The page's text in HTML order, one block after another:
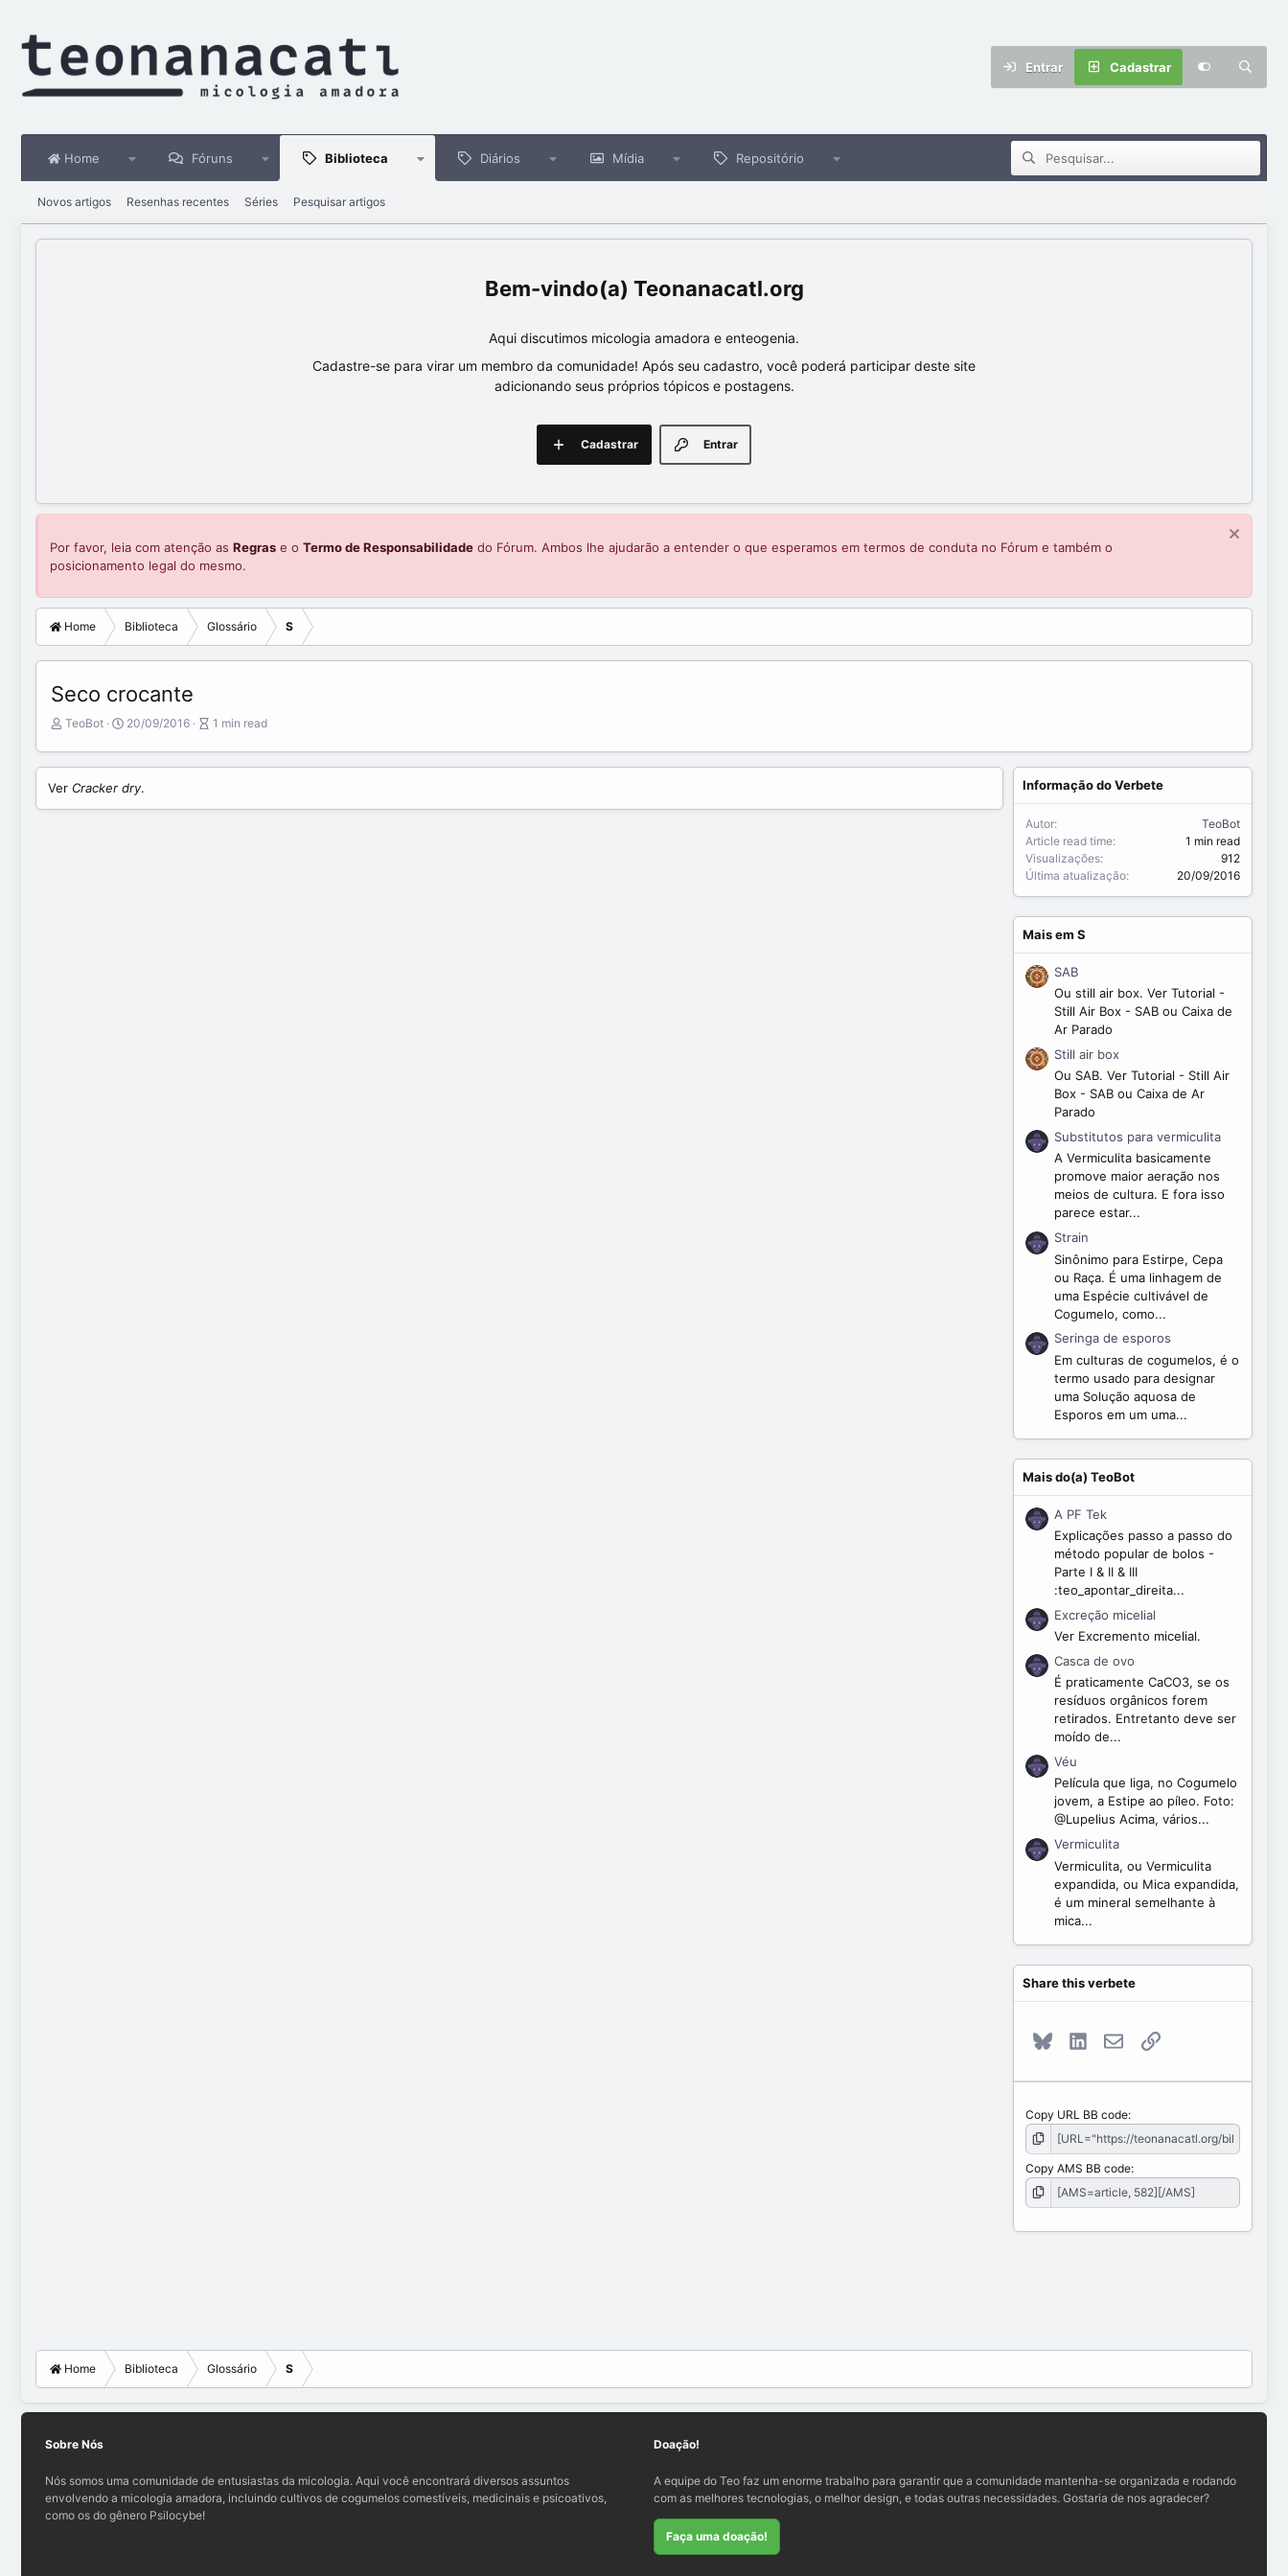
Entrar Cadastrar
Home Fóruns Biblioteca Diários Mídia Repositório
Novos artigos Resenhas recentes Séries Pesquisar artigos
Teonanacatl.org
Aqui discutimos micologia amadora e enteogenia.
Cadastre-se para virar um membro da comunidade! Após seu cadastro, você poderá participar deste site
adicionando seus próprios tópicos e postagens.
Entrar
Cadastrar
Por favor, leia com atenção as Regras e o Termo de Responsabilidade do Fórum. Ambos lhe ajudarão a entender o que esperamos em termos de conduta no Fórum e também o
posicionamento legal do mesmo.
Home Biblioteca Glossário S
Seco crocante
A
t
r
TeoBot
P
b
i
s
20/09/2016
A
t
l
1 min read
Ver Cracker dry. Informação do Verbete
Autor
TeoBot
Article read time
1 min read
Visualizações
912
Última atualização
20/09/2016
Mais em S
SAB
Ou still air box. Ver Tutorial -
Still Air Box - SAB ou Caixa de
Ar Parado
Still air box
Ou SAB. Ver Tutorial - Still Air
Box - SAB ou Caixa de Ar
Parado
Substitutos para vermiculita
A Vermiculita basicamente
promove maior aeração nos
meios de cultura. E fora isso
parece estar...
Strain
Sinônimo para Estirpe, Cepa
ou Raça. É uma linhagem de
uma Espécie cultivável de
Cogumelo, como...
Seringa de esporos
Em culturas de cogumelos, é o
termo usado para designar
uma Solução aquosa de
Esporos em um uma...
Mais do(a) TeoBot
A PF Tek
Explicações passo a passo do
método popular de bolos -
Parte I & II & III
:teo_apontar_direita...
Excreção micelial
Ver Excremento micelial.
Casca de ovo
É praticamente CaCO3, se os
resíduos orgânicos forem
retirados. Entretanto deve ser
moído de...
Véu
Película que liga, no Cogumelo
jovem, a Estipe ao píleo. Foto:
@Lupelius Acima, vários...
Vermiculita
Vermiculita, ou Vermiculita
expandida, ou Mica expandida,
é um mineral semelhante à
mica...
Share this verbete
Bluesky LinkedInE-mailLink
Copy URL BB code
Copy AMS BB code
Home Biblioteca Glossário S
Sobre Nós
Nós somos uma comunidade de entusiastas da micologia. Aqui você encontrará diversos assuntos
envolvendo a micologia amadora, incluindo cultivos de cogumelos comestíveis, medicinais e psicoativos,
como os do gênero Psilocybe!
Doação!
A equipe do Teo faz um enorme trabalho para garantir que a comunidade mantenha-se organizada e rodando
com as melhores tecnologias, o melhor design, e todas outras necessidades. Gostaria de nos agradecer?
Faça uma doação!